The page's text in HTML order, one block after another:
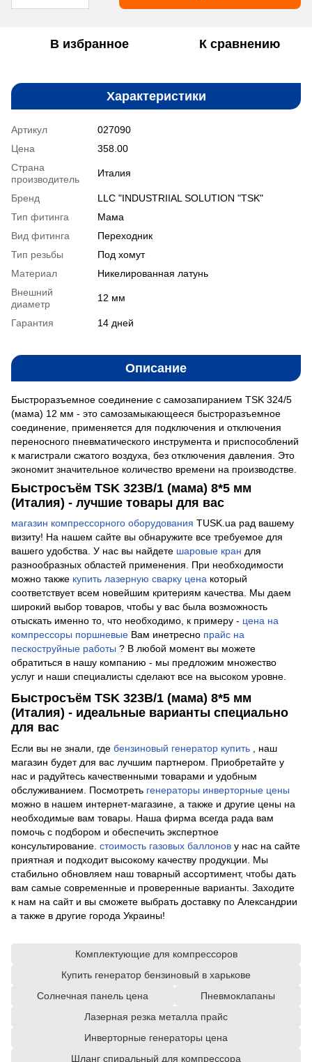
В избранное К сравнению
Характеристики
Артикул
027090
Цена
358.00
Страна
производитель
Италия
Бренд
LLC "INDUSTRIIAL SOLUTION "TSK"
Тип фитинга
Мама
Вид фитинга
Переходник
Тип резьбы
Под хомут
Материал
Никелированная латунь
Внешний
диаметр
12 мм
Гарантия 14 дней
Описание
Быстроразъемное соединение с самозапиранием TSK 324/5
(мама) 12 мм - это самозамыкающееся быстроразъемное
соединение, применяется для подключения и отключения
переносного пневматического инструмента и приспособлений
к магистрали сжатого воздуха, без отключения давления. Это
экономит значительное количество времени на производстве.
Быстросъём TSK 323В/1 (мама) 8*5 мм
(Италия) - лучшие товары для вас
магазин компрессорного оборудования TUSK.ua рад вашему
визиту! На нашем сайте вы обнаружите все требуемое для
вашего удобства. У нас вы найдете шаровые кран для
разнообразных областей применения. При необходимости
можно также купить лазерную сварку цена который
соответствует всем новейшим критериям качества. Мы даем
широкий выбор товаров, чтобы у вас была возможность
отыскать именно то, что необходимо, к примеру - цена на
компрессоры поршневые Вам инетресно прайс на
пескоструйные работы ? В любой момент вы можете
обратиться в нашу компанию - мы предложим множество
услуг и наши специалисты сделают все на высоком уровне.
Быстросъём TSK 323В/1 (мама) 8*5 мм
(Италия) - идеальные варианты специально
для вас
Если вы не знали, где бензиновый генератор купить , наш
магазин будет для вас лучшим партнером. Приобретайте у
нас и радуйтесь качественными товарами и удобным
обслуживанием. Посмотреть генераторы инверторные цены
можно в нашем интернет-магазине, а также и другие цены на
необходимые вам товары. Наша фирма всегда рада вам
помочь с подбором и обеспечить экспертное
консультирование. стоимость газовых баллонов у нас на сайте
приятная и подходит высокому качеству продукции. Мы
стабильно обновляем наш товарный ассортимент, чтобы дать
вам самые современные и проверенные варианты. Заходите
к нам на сайт и вы сможете выбрать доставку по Александрии
а также в другие города Украины!
Комплектующие для компрессоров
Купить генератор бензиновый в харькове
Солнечная панель цена
Пневмоклапаны
Лазерная резка металла прайс
Инверторные генераторы цена
Шланг спиральный для компрессора